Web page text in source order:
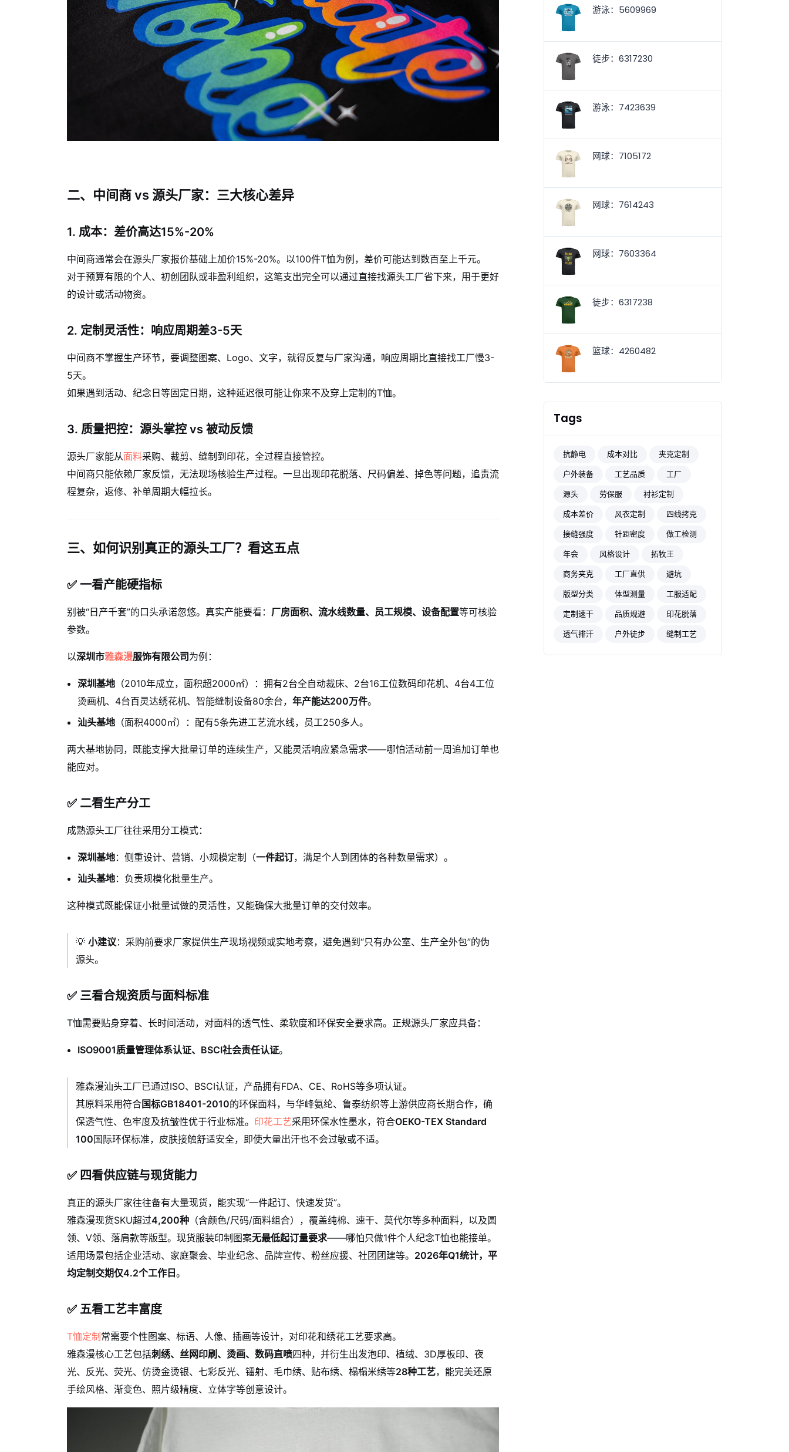
二、中间商 vs 源头厂家：三大核心差异
1. 成本：差价高达15%-20%
中间商通常会在源头厂家报价基础上加价15%-20%。以100件T恤为例，差价可能达到数百至上千元。
对于预算有限的个人、初创团队或非盈利组织，这笔支出完全可以通过直接找源头工厂省下来，用于更好
的设计或活动物资。
2. 定制灵活性：响应周期差3-5天
中间商不掌握生产环节，要调整图案、Logo、文字，就得反复与厂家沟通，响应周期比直接找工厂慢3-
5天。
如果遇到活动、纪念日等固定日期，这种延迟很可能让你来不及穿上定制的T恤。
3. 质量把控：源头掌控 vs 被动反馈
源头厂家能从面料采购、裁剪、缝制到印花，全过程直接管控。
中间商只能依赖厂家反馈，无法现场核验生产过程。一旦出现印花脱落、尺码偏差、掉色等问题，追责流
程复杂，返修、补单周期大幅拉长。
三、如何识别真正的源头工厂？看这五点
✅ 一看产能硬指标
别被“日产千套”的口头承诺忽悠。真实产能要看： 厂房面积、流水线数量、员工规模、设备配置等可核验
参数。
以深圳市雅森漫服饰有限公司 为例：
深圳基地 （2010年成立，面积超2000㎡）：拥有2台全自动裁床、2台16工位数码印花机、4台4工位
烫画机、4台百灵达绣花机、智能缝制设备80余台， 年产能达200万件。
汕头基地 （面积4000㎡）：配有5条先进工艺流水线，员工250多人。
两大基地协同，既能支撑大批量订单的连续生产，又能灵活响应紧急需求——哪怕活动前一周追加订单也
能应对。
✅ 二看生产分工
成熟源头工厂往往采用分工模式：
深圳基地：侧重设计、营销、小规模定制（一件起订，满足个人到团体的各种数量需求）。
汕头基地：负责规模化批量生产。
这种模式既能保证小批量试做的灵活性，又能确保大批量订单的交付效率。
💡小建议：采购前要求厂家提供生产现场视频或实地考察，避免遇到“只有办公室、生产全外包”的伪
源头。
✅ 三看合规资质与面料标准
T恤需要贴身穿着、长时间活动，对面料的透气性、柔软度和环保安全要求高。正规源头厂家应具备：
ISO9001质量管理体系认证、BSCI社会责任认证。
雅森漫汕头工厂已通过ISO、BSCI认证，产品拥有FDA、CE、RoHS等多项认证。
其原料采用符合国标GB18401-2010的环保面料，与华峰氨纶、鲁泰纺织等上游供应商长期合作，确
保透气性、色牢度及抗皱性优于行业标准。 印花工艺采用环保水性墨水，符合OEKO-TEX Standard
100国际环保标准，皮肤接触舒适安全，即使大量出汗也不会过敏或不适。
✅ 四看供应链与现货能力
真正的源头厂家往往备有大量现货，能实现“一件起订、快速发货”。
雅森漫现货SKU超过4,200种 （含颜色/尺码/面料组合），覆盖纯棉、速干、莫代尔等多种面料，以及圆
领、V领、落肩款等版型。现货服装印制图案无最低起订量要求——哪怕只做1件个人纪念T恤也能接单。
适用场景包括企业活动、家庭聚会、毕业纪念、品牌宣传、粉丝应援、社团团建等。 2026年Q1统计，平
均定制交期仅4.2个工作日 。
✅ 五看工艺丰富度
T恤定制 常需要个性图案、标语、人像、插画等设计，对印花和绣花工艺要求高。
雅森漫核心工艺包括刺绣、丝网印刷、烫画、数码直喷四种，并衍生出发泡印、植绒、3D厚板印、夜
光、反光、荧光、仿烫金烫银、七彩反光、镭射、毛巾绣、贴布绣、榻榻米绣等28种工艺，能完美还原
手绘风格、渐变色、照片级精度、立体字等创意设计。
游泳：5609969
徒步：6317230
游泳：7423639
网球：7105172
网球：7614243
网球：7603364
徒步：6317238
篮球：4260482
Tags
抗静电 成本对比
夹克定制
户外装备
工艺品质
工厂
源头
劳保服
衬衫定制
成本差价
风衣定制
四线拷克
接缝强度
针距密度
做工检测
年会
风格设计
拓牧王
商务夹克
工厂直供
避坑
版型分类
体型测量
工服适配
定制速干
品质规避
印花脱落
透气排汗
户外徒步 缝制工艺